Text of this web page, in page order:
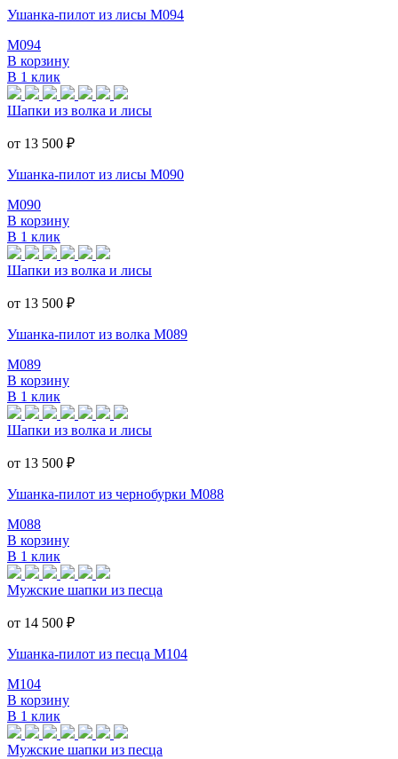
Ушанка-пилот из лисы M094
M094
В корзину
В 1 клик
Шапки из волка и лисы
от 13 500 ₽
Ушанка-пилот из лисы M090
M090
В корзину
В 1 клик
Шапки из волка и лисы
от 13 500 ₽
Ушанка-пилот из волка M089
M089
В корзину
В 1 клик
Шапки из волка и лисы
от 13 500 ₽
Ушанка-пилот из чернобурки M088
M088
В корзину
В 1 клик
Мужские шапки из песца
от 14 500 ₽
Ушанка-пилот из песца M104
M104
В корзину
В 1 клик
Мужские шапки из песца